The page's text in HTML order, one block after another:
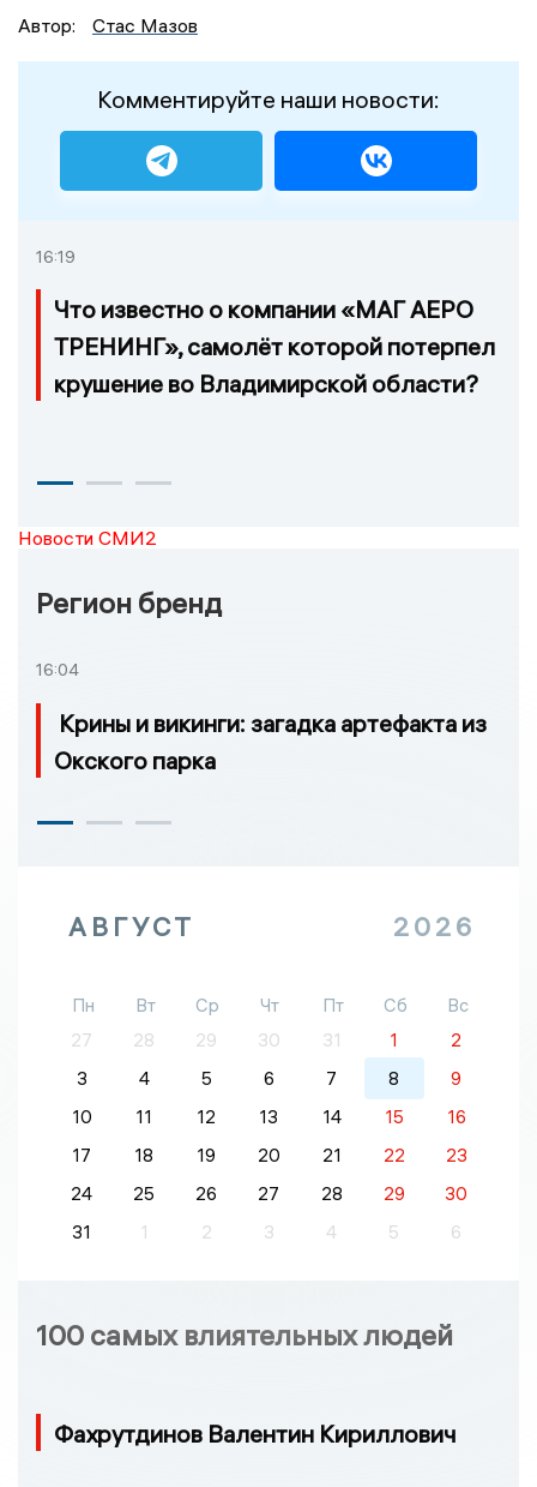
Автор:
Стас Мазов
Комментируйте наши новости:
16:19
Что известно о компании «МАГ АЕРО
ТРЕНИНГ», самолёт которой потерпел
крушение во Владимирской области?
Новости СМИ2
Регион бренд
16:04
Крины и викинги: загадка артефакта из
Окского парка
АВГУСТ 2026
Пн Вт Ср Чт Пт Сб
Вс
27
28 29 30 31 1
2
3
4 5 6 7 8
9
10
11 12 13 14 15
16
17
18 19 20 21 22
23
24
25 26 27 28 29
30
31
1 2 3 4 5 6
100 самых влиятельных людей
Фахрутдинов Валентин Кириллович